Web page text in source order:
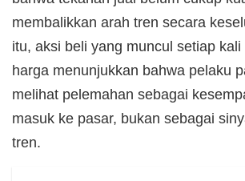
membalikkan arah tren secara
itu, aksi beli yang muncul setiap
harga menunjukkan bahwa pelaku
melihat pelemahan sebagai
masuk ke pasar, bukan sebagai
tren.